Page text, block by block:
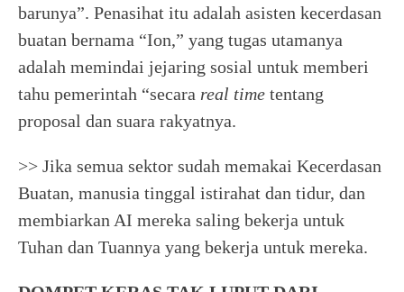
barunya”. Penasihat itu adalah asisten kecerdasan
buatan bernama “Ion,” yang tugas utamanya
adalah memindai jejaring sosial untuk memberi
tahu pemerintah “secara real time tentang
proposal dan suara rakyatnya.
>> Jika semua sektor sudah memakai Kecerdasan
Buatan, manusia tinggal istirahat dan tidur, dan
membiarkan AI mereka saling bekerja untuk
Tuhan dan Tuannya yang bekerja untuk mereka.